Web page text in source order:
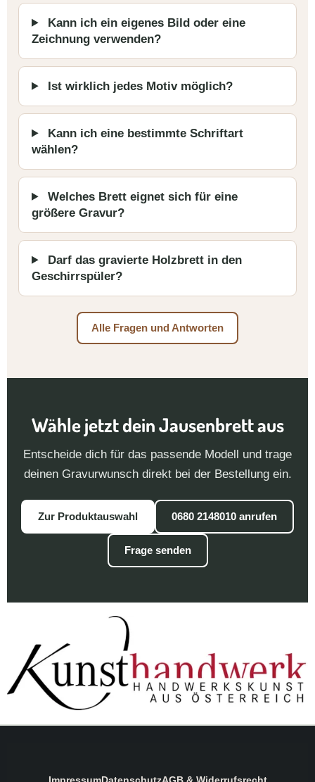
Kann ich ein eigenes Bild oder eine
Zeichnung verwenden?
Ist wirklich jedes Motiv möglich?
Kann ich eine bestimmte Schriftart
wählen?
Welches Brett eignet sich für eine
größere Gravur?
Darf das gravierte Holzbrett in den
Geschirrspüler?
Alle Fragen und Antworten
Wähle jetzt dein Jausenbrett aus
Entscheide dich für das passende Modell und trage
deinen Gravurwunsch direkt bei der Bestellung ein.
Zur Produktauswahl 0680 2148010 anrufen
Frage senden